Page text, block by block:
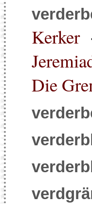
Kerker
Die